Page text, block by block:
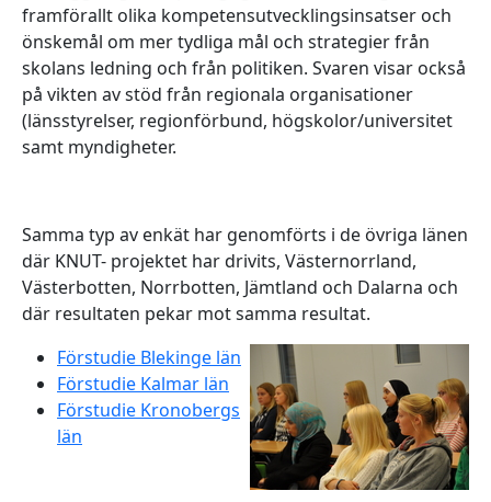
framförallt olika kompetensutvecklingsinsatser och
önskemål om mer tydliga mål och strategier från
skolans ledning och från politiken. Svaren visar också
på vikten av stöd från regionala organisationer
(länsstyrelser, regionförbund, högskolor/universitet
samt myndigheter.
Samma typ av enkät har genomförts i de övriga länen
där KNUT- projektet har drivits, Västernorrland,
Västerbotten, Norrbotten, Jämtland och Dalarna och
där resultaten pekar mot samma resultat.
Förstudie Blekinge län
Förstudie Kalmar län
Förstudie Kronobergs
län